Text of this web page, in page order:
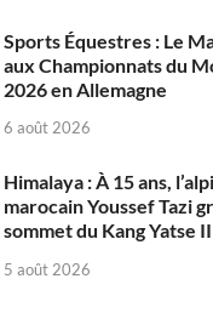
Sports Équestres : Le
aux Championnats du
2026 en Allemagne
6 août 2026
Himalaya : À 15 ans,
marocain Youssef Tazi
sommet du Kang Yatse
5 août 2026